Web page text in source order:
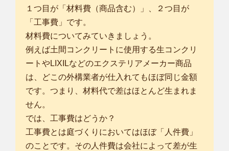
１つ目が「材料費（商品含む）」、２つ目が
「工事費」です。
材料費についてみていきましょう。
例えば土間コンクリートに使用する生コンクリ
ートやLIXILなどのエクステリアメーカー商品
は、どこの外構業者が仕入れてもほぼ同じ金額
です。つまり、材料代で差はほとんど生まれま
せん。
では、工事費はどうか？
工事費とは庭づくりにおいてはほぼ「人件費」
のことです。その人件費は会社によって差が生